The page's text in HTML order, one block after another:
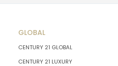
GLOBAL
CENTURY 21 GLOBAL
CENTURY 21 LUXURY